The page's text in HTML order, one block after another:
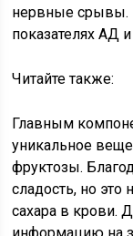
нервные срывы.
показателях АД
Читайте также:
Главным
уникальное
фруктозы.
сладость, но это
сахара в крови.